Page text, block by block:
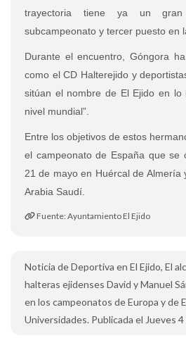
trayectoria tiene ya un
subcampeonato y tercer puesto en
Durante el encuentro, Góngora
como el CD Halterejido y
sitúan el nombre de El Ejido en
nivel mundial”.
Entre los objetivos de estos
el campeonato de España que se
21 de mayo en Huércal de Almería
Arabia Saudí.
Fuente: Ayuntamiento El Ejido
Noticia de Deportiva en El Ejido, El
halteras ejidenses David y Manuel
en los campeonatos de Europa y de
Universidades. Publicada el Jueves